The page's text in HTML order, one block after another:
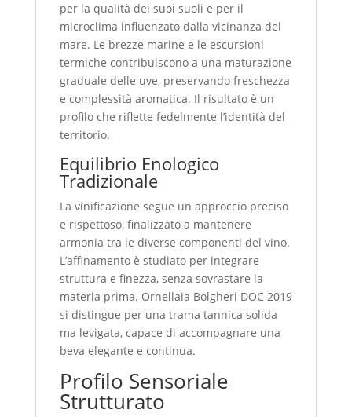
per la qualità dei suoi suoli e per il
microclima influenzato dalla vicinanza del
mare. Le brezze marine e le escursioni
termiche contribuiscono a una maturazione
graduale delle uve, preservando freschezza
e complessità aromatica. Il risultato è un
profilo che riflette fedelmente l’identità del
territorio.
Equilibrio Enologico
Tradizionale
La vinificazione segue un approccio preciso
e rispettoso, finalizzato a mantenere
armonia tra le diverse componenti del vino.
L’affinamento è studiato per integrare
struttura e finezza, senza sovrastare la
materia prima. Ornellaia Bolgheri DOC 2019
si distingue per una trama tannica solida
ma levigata, capace di accompagnare una
beva elegante e continua.
Profilo Sensoriale
Strutturato